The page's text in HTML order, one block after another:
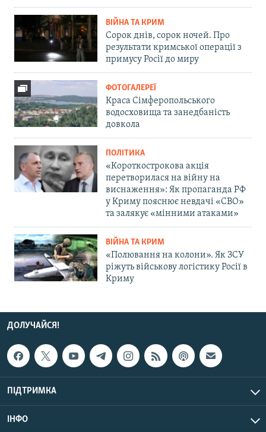
ВІЙНА ТА КРИМ
Сорок днів, сорок ночей. Про
результати кримської операції з
примусу Росії до миру
ФОТОГАЛЕРЕЇ
Краса Сімферопольського
водосховища та занедбаність
довкола
ПОЛІТИКА
«Короткострокова акція
перетворилася на війну на
виснаження»: Як пропаганда РФ
у Криму пояснює невдачі «СВО»
та залякує «мінними атаками»
ВІЙНА ТА КРИМ
«Полювання на колони». Як ЗСУ
ріжуть військову логістику Росії в
Криму
ДОЛУЧАЙСЯ!
ПІДТРИМКА
ІНФО